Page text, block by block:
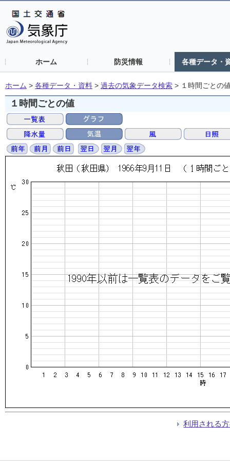
ホーム 防災情報 各種データ・
ホーム > 各種データ・資料 > 過去の気象データ検索 > １時間ごとの
１時間ごとの値
利用される